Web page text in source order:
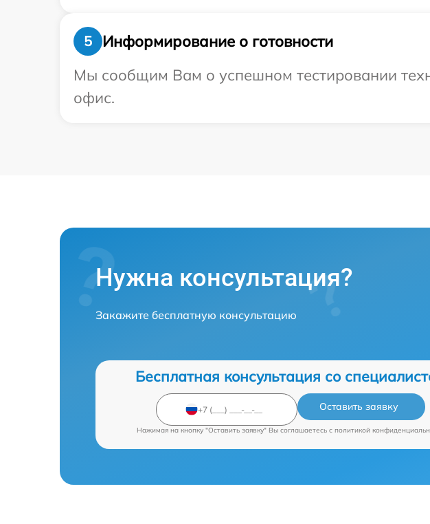
5
Информирование о готовности
Мы сообщим Вам о успешном тестировании
офис.
Нужна консультация?
Закажите бесплатную консультацию
Бесплатная консультация со
Оставить заявку
Нажимая на кнопку "Оставить заявку" Вы соглашаетесь c политикой